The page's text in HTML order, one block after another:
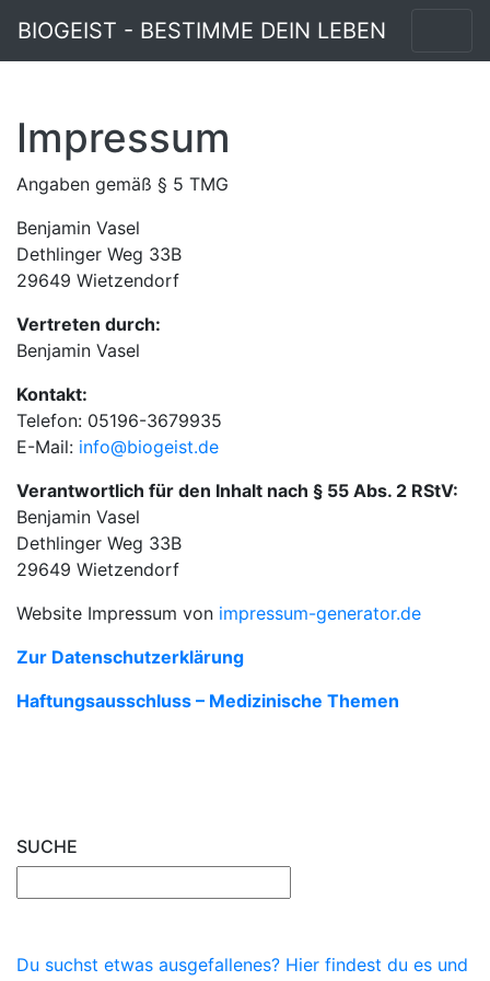
BIOGEIST - BESTIMME DEIN LEBEN
Impressum
Angaben gemäß § 5 TMG
Benjamin Vasel
Dethlinger Weg 33B
29649 Wietzendorf
Vertreten durch:
Benjamin Vasel
Kontakt:
Telefon: 05196-3679935
E-Mail: info@biogeist.de
Verantwortlich für den Inhalt nach § 55 Abs. 2 RStV:
Benjamin Vasel
Dethlinger Weg 33B
29649 Wietzendorf
Website Impressum von impressum-generator.de
Zur Datenschutzerklärung
Haftungsausschluss – Medizinische Themen
SUCHE
Du suchst etwas ausgefallenes? Hier findest du es und